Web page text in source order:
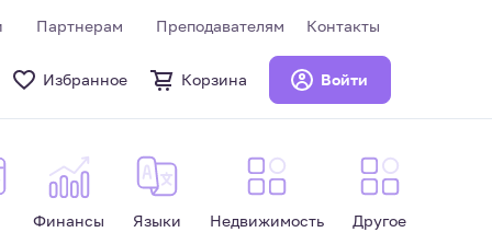
Партнерам Преподавателям Контакты
Избранное Корзина Войти
Финансы Языки Недвижимость Другое